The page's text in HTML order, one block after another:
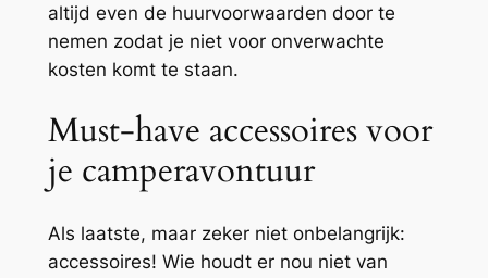
altijd even de huurvoorwaarden door te
nemen zodat je niet voor onverwachte
kosten komt te staan.
Must-have accessoires voor
je camperavontuur
Als laatste, maar zeker niet onbelangrijk:
accessoires! Wie houdt er nou niet van